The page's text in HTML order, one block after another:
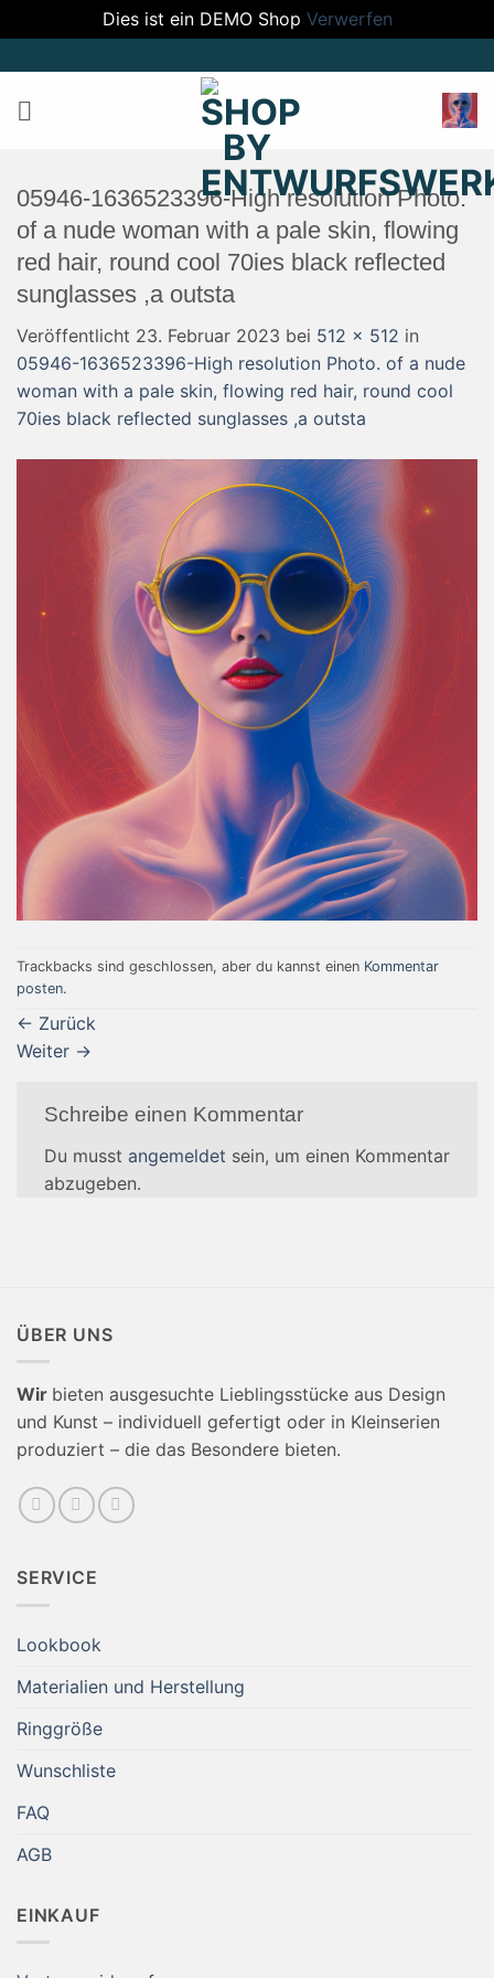
Dies ist ein DEMO Shop Verwerfen
Inhalt
springen
05946-1636523396-High resolution Photo.
of a nude woman with a pale skin, flowing
red hair, round cool 70ies black reflected
sunglasses ,a outsta
Veröffentlicht 23. Februar 2023 bei 512 × 512 in
05946-1636523396-High resolution Photo. of a nude
woman with a pale skin, flowing red hair, round cool
70ies black reflected sunglasses ,a outsta
Trackbacks sind geschlossen, aber du kannst einen Kommentar
posten.
← Zurück
Weiter →
Schreibe einen Kommentar
Du musst angemeldet sein, um einen Kommentar
abzugeben.
ÜBER UNS
Wir bieten ausgesuchte Lieblingsstücke aus Design
und Kunst – individuell gefertigt oder in Kleinserien
produziert – die das Besondere bieten.
SERVICE
Lookbook
Materialien und Herstellung
Ringgröße
Wunschliste
FAQ
AGB
EINKAUF